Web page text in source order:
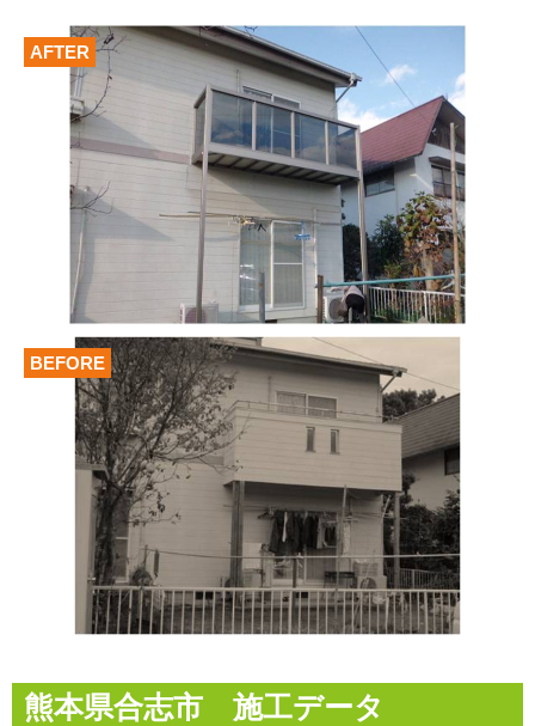
AFTER
BEFORE
熊本県合志市 施工データ